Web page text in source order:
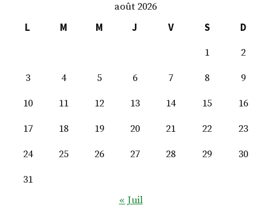
août 2026
L
M M J V S
D
1
2
3
4 5 6 7 8
9
10
11 12 13 14 15
16
17
18 19 20 21 22
23
24
25 26 27 28 29
30
31
« Juil